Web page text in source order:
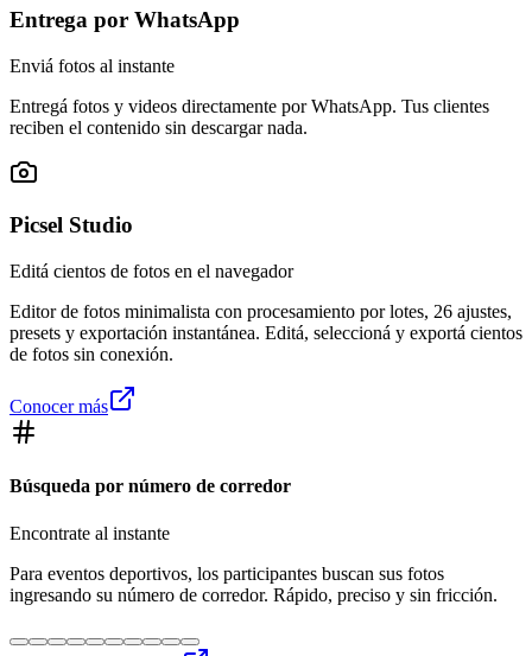
Entrega por WhatsApp
Enviá fotos al instante
Entregá fotos y videos directamente por WhatsApp. Tus clientes
reciben el contenido sin descargar nada.
Picsel Studio
Editá cientos de fotos en el navegador
Editor de fotos minimalista con procesamiento por lotes, 26 ajustes,
presets y exportación instantánea. Editá, seleccioná y exportá cientos
de fotos sin conexión.
Conocer más
Búsqueda por número de corredor
Encontrate al instante
Para eventos deportivos, los participantes buscan sus fotos
ingresando su número de corredor. Rápido, preciso y sin fricción.